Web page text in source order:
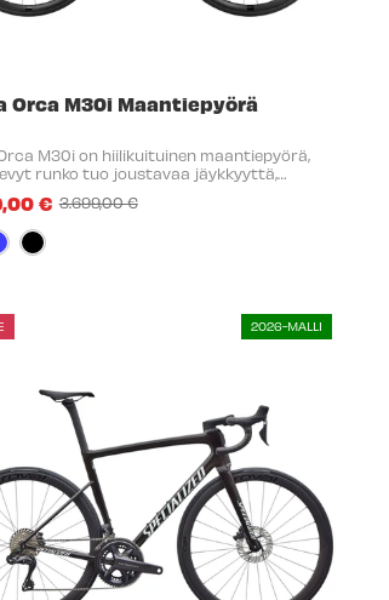
Orca M30i Maantiepyörä
M30i on hiilikuituinen maantiepyörä,
runko tuo joustavaa jäykkyyttä,
ajoon. Tasapainoinen geometria
...
€ 3.699,00 €
2026-MALLI